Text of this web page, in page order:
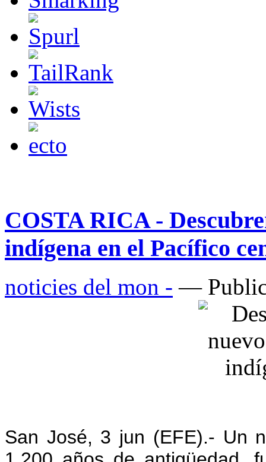
COSTA RICA -
indígena en el Pacífico
noticies del mon - —
San José, 3 jun (EFE).- Un